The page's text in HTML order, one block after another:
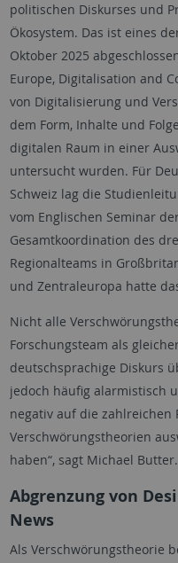
politischen Diskurses und
Ökosystem. Das ist eines
Oktober 2025
Europe, Digitalisation and
von Digitalisierung und
dem Form, Inhalte und
digitalen Raum in einer
untersucht wurden. Für
Schweiz lag die
vom Englischen Seminar
Gesamtkoordination des
Regionalteams in
und Zentraleuropa hatte
Nicht alle
Forschungsteam als
deutschsprachige Diskurs
jedoch häufig alarmistisch
negativ auf die zahlreichen
Verschwörungstheorien
haben“, sagt Michael Butter.
Abgrenzung von
News
Als Verschwörungstheorie